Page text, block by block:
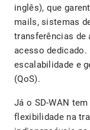
inglês), que
mails, sistemas
transferências de
acesso dedicado.
escalabilidade e
(QoS).
Já o SD-WAN
flexibilidade na